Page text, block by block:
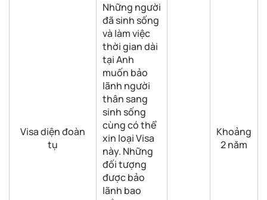
Visa diện đoàn
tụ
Những người
đã sinh sống
và làm việc
thời gian dài
tại Anh
muốn bảo
lãnh người
thân sang
sinh sống
cùng có thể
xin loại Visa
này. Những
đối tượng
được bảo
lãnh bao
Khoảng
2 năm